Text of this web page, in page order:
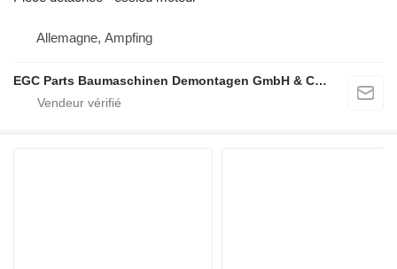
Allemagne, Ampfing
EGC Parts Baumaschinen Demontagen GmbH & Co. KG